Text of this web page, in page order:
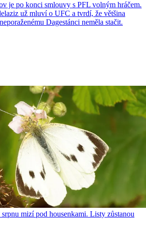
je po konci smlouvy s PFL volným hráčem.
už mluví o UFC a tvrdí, že většina
Dagestánci neměla stačit.
mizí pod housenkami. Listy zůstanou